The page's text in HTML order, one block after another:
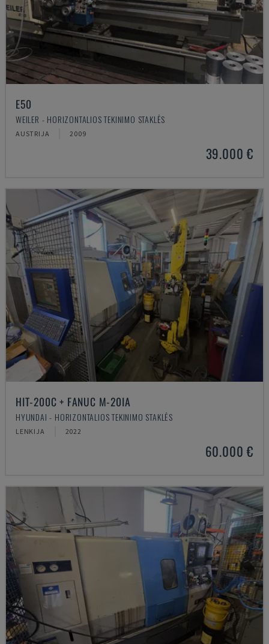
E50
WEILER - HORIZONTALIOS TEKINIMO STAKLĖS
AUSTRIJA 2009
39.000 €
HIT-200C + FANUC M-20IA
HYUNDAI - HORIZONTALIOS TEKINIMO STAKLĖS
LENKIJA 2022
60.000 €